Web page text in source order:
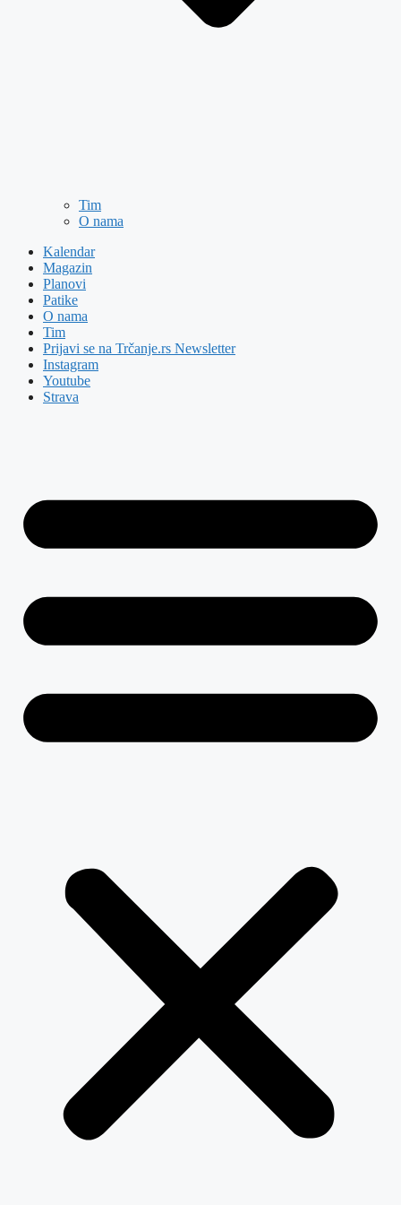
Tim
O nama
Kalendar
Magazin
Planovi
Patike
O nama
Tim
Prijavi se na Trčanje.rs Newsletter
Instagram
Youtube
Strava